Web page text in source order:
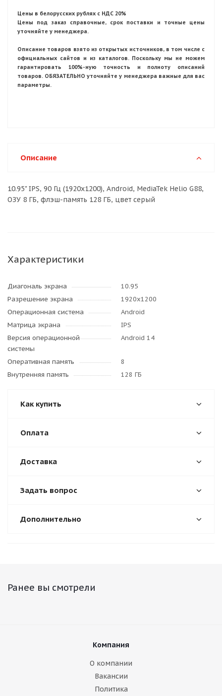
Цены в белорусских рублях с НДС 20%
Цены под заказ справочные, срок поставки и точные цены
уточняйте у менеджера.
Описание товаров взято из открытых источников, в том числе с
официальных сайтов и из каталогов. Поскольку мы не можем
гарантировать 100%-ную точность и полноту описаний
товаров. ОБЯЗАТЕЛЬНО уточняйте у менеджера важные для вас
параметры.
Описание
10.95" IPS, 90 Гц (1920x1200), Android, MediaTek Helio G88,
ОЗУ 8 ГБ, флэш-память 128 ГБ, цвет серый
Характеристики
Диагональ экрана
10.95
Разрешение экрана
1920x1200
Операционная система
Android
Матрица экрана
IPS
Версия операционной
системы
Android 14
Оперативная память
8
Внутренняя память
128 ГБ
Как купить
Оплата
Доставка
Задать вопрос
Дополнительно
Ранее вы смотрели
Компания
О компании
Вакансии
Политика